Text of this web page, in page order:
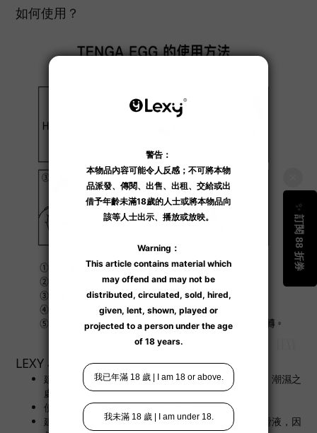
如何使用？
LEXY 小建議
建議收納於陰涼之處所，避免陽光直接曝曬、高溫、潮濕之
處所。
使用時如有不適，請立即停止使用。
建議配合水溶性的潤滑液使用；避免使用矽性的潤滑液，因